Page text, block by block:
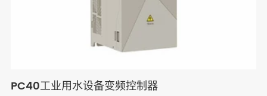
PC40工业用水设备变频控制器